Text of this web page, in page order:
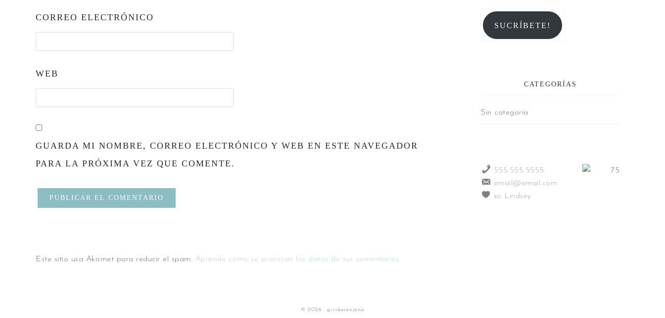
CORREO ELECTRÓNICO
WEB
GUARDA MI NOMBRE, CORREO ELECTRÓNICO Y WEB EN ESTE NAVEGADOR
PARA LA PRÓXIMA VEZ QUE COMENTE.
Este sitio usa Akismet para reducir el spam. Aprende cómo se procesan los datos de tus comentarios.
SUCRÍBETE!
CATEGORÍAS
Sin categoría
555.555.5555
email@email.com
xo Lindsey
© 2026 · grisberenjena